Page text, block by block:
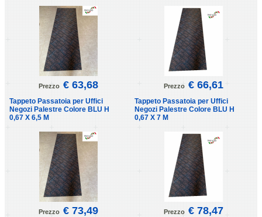
Prezzo € 63,68
Tappeto Passatoia per Uffici
Negozi Palestre Colore BLU H
0,67 X 6,5 M
Prezzo € 66,61
Tappeto Passatoia per Uffici
Negozi Palestre Colore BLU H
0,67 X 7 M
Prezzo € 73,49 Prezzo € 78,47